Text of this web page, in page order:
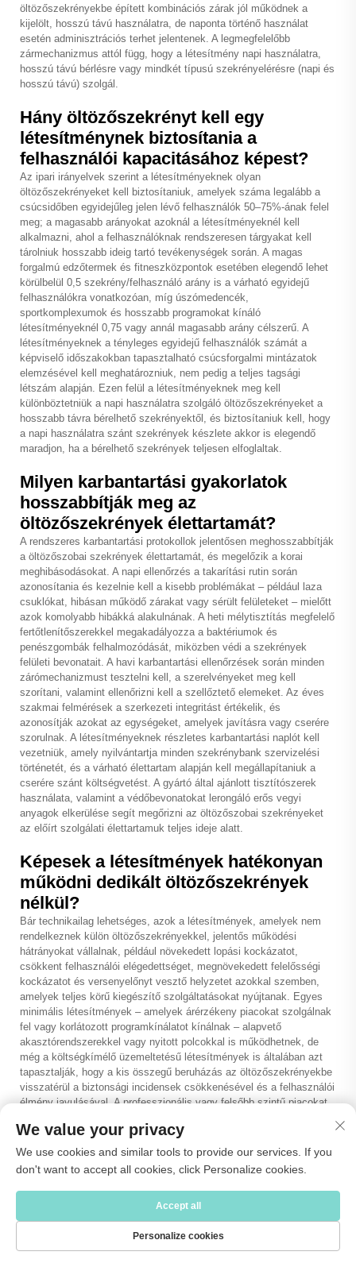
öltözőszekrényekbe épített kombinációs zárak jól működnek a
kijelölt, hosszú távú használatra, de naponta történő használat
esetén adminisztrációs terhet jelentenek. A legmegfelelőbb
zármechanizmus attól függ, hogy a létesítmény napi használatra,
hosszú távú bérlésre vagy mindkét típusú szekrényelérésre (napi és
hosszú távú) szolgál.
Hány öltözőszekrényt kell egy
létesítménynek biztosítania a
felhasználói kapacitásához képest?
Az ipari irányelvek szerint a létesítményeknek olyan
öltözőszekrényeket kell biztosítaniuk, amelyek száma legalább a
csúcsidőben egyidejűleg jelen lévő felhasználók 50–75%-ának felel
meg; a magasabb arányokat azoknál a létesítményeknél kell
alkalmazni, ahol a felhasználóknak rendszeresen tárgyakat kell
tárolniuk hosszabb ideig tartó tevékenységek során. A magas
forgalmú edzőtermek és fitneszközpontok esetében elegendő lehet
körülbelül 0,5 szekrény/felhasználó arány is a várható egyidejű
felhasználókra vonatkozóan, míg úszómedencék,
sportkomplexumok és hosszabb programokat kínáló
létesítményeknél 0,75 vagy annál magasabb arány célszerű. A
létesítményeknek a tényleges egyidejű felhasználók számát a
képviselő időszakokban tapasztalható csúcsforgalmi mintázatok
elemzésével kell meghatározniuk, nem pedig a teljes tagsági
létszám alapján. Ezen felül a létesítményeknek meg kell
különböztetniük a napi használatra szolgáló öltözőszekrényeket a
hosszabb távra bérelhető szekrényektől, és biztosítaniuk kell, hogy
a napi használatra szánt szekrények készlete akkor is elegendő
maradjon, ha a bérelhető szekrények teljesen elfoglaltak.
Milyen karbantartási gyakorlatok
hosszabbítják meg az
öltözőszekrények élettartamát?
A rendszeres karbantartási protokollok jelentősen meghosszabbítják
a öltözőszobai szekrények élettartamát, és megelőzik a korai
meghibásodásokat. A napi ellenőrzés a takarítási rutin során
azonosítania és kezelnie kell a kisebb problémákat – például laza
csuklókat, hibásan működő zárakat vagy sérült felületeket – mielőtt
azok komolyabb hibákká alakulnának. A heti mélytisztítás megfelelő
fertőtlenítőszerekkel megakadályozza a baktériumok és
penészgombák felhalmozódását, miközben védi a szekrények
felületi bevonatait. A havi karbantartási ellenőrzések során minden
zárómechanizmust tesztelni kell, a szerelvényeket meg kell
szorítani, valamint ellenőrizni kell a szellőztető elemeket. Az éves
szakmai felmérések a szerkezeti integritást értékelik, és
azonosítják azokat az egységeket, amelyek javításra vagy cserére
szorulnak. A létesítményeknek részletes karbantartási naplót kell
vezetniük, amely nyilvántartja minden szekrénybank szervizelési
történetét, és a várható élettartam alapján kell megállapítaniuk a
cserére szánt költségvetést. A gyártó által ajánlott tisztítószerek
használata, valamint a védőbevonatokat lerongáló erős vegyi
anyagok elkerülése segít megőrizni az öltözőszobai szekrényeket
az előírt szolgálati élettartamuk teljes ideje alatt.
Képesek a létesítmények hatékonyan
működni dedikált öltözőszekrények
nélkül?
Bár technikailag lehetséges, azok a létesítmények, amelyek nem
rendelkeznek külön öltözőszekrényekkel, jelentős működési
hátrányokat vállalnak, például növekedett lopási kockázatot,
csökkent felhasználói elégedettséget, megnövekedett felelősségi
kockázatot és versenyelőnyt vesztő helyzetet azokkal szemben,
amelyek teljes körű kiegészítő szolgáltatásokat nyújtanak. Egyes
minimális létesítmények – amelyek árérzékeny piacokat szolgálnak
fel vagy korlátozott programkínálatot kínálnak – alapvető
akasztórendszerekkel vagy nyitott polcokkal is működhetnek, de
még a költségkímélő üzemeltetésű létesítmények is általában azt
tapasztalják, hogy a kis összegű beruházás az öltözőszekrényekbe
visszatérül a biztonsági incidensek csökkenésével és a felhasználói
élmény javulásával. A professzionális vagy felsőbb szintű piacokat
teljes körű öltözőszekrény-kínálat hiányában, mivel célközönségük
a biztonságos tárolást elengedhetetlen feltételként kezeli. Az
öltözőszekrények elmaradásának döntése csak olyan alapos
elemzés után születhet meg, amely megerősíti, hogy a célcsoport
ténylegesen elfogadja ezt a korlátozást, és hogy a versenytársak
nem kínálnak jobb felszereltséget összehasonlítható áron.
We value your privacy
We use cookies and similar tools to provide our services. If you
don't want to accept all cookies, click Personalize cookies.
Personalize cookies
Accept all